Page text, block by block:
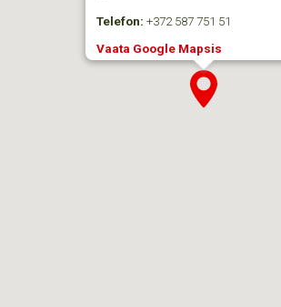
Telefon: +372 587 751 51
Vaata Google Mapsis